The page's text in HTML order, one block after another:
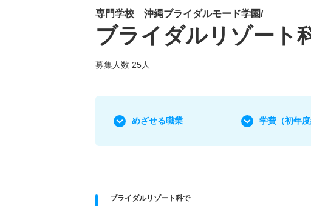
専門学校 沖縄ブライダルモード学園/
ブライダルリゾート
募集人数 25人
めざせる職業 学費 （初年
ブライダルリゾート科で